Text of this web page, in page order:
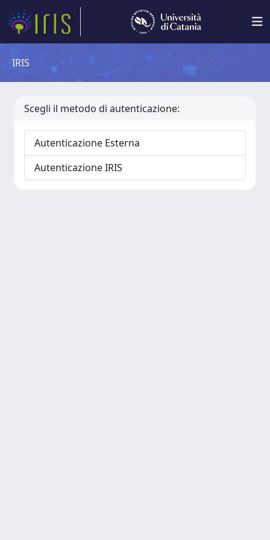
IRIS
Scegli il metodo di autenticazione:
Autenticazione Esterna
Autenticazione IRIS